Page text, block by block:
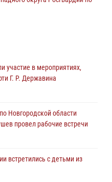
осуществили 203 выезда на
радио "Радио53" от 30
участие в мероприятиях,
Г. Р. Державина
Новгородской области
провел рабочие встречи
встретились с детьми из